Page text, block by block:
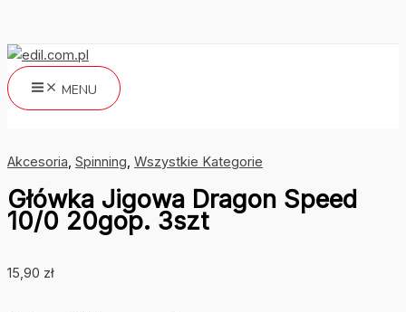
treści
MENU
Akcesoria, Spinning, Wszystkie Kategorie
Główka Jigowa Dragon Speed
10/0 20gop. 3szt
15,90 zł